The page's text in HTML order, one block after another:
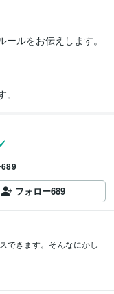
ルをお伝えします。
689
フォロー689
できます。そんなにかし